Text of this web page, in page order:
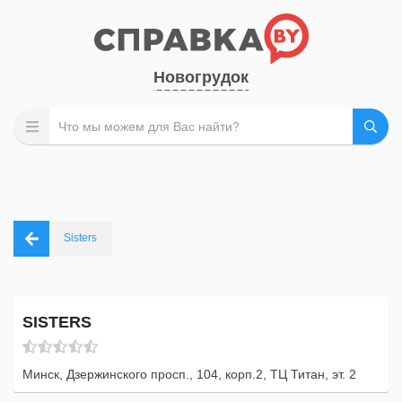
Новогрудок
Sisters
SISTERS
Минск, Дзержинского просп., 104, корп.2, ТЦ Титан, эт. 2